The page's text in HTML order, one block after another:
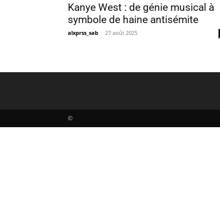
Kanye West : de génie musical à
symbole de haine antisémite
alxprss_sab - 27 août 2025
©